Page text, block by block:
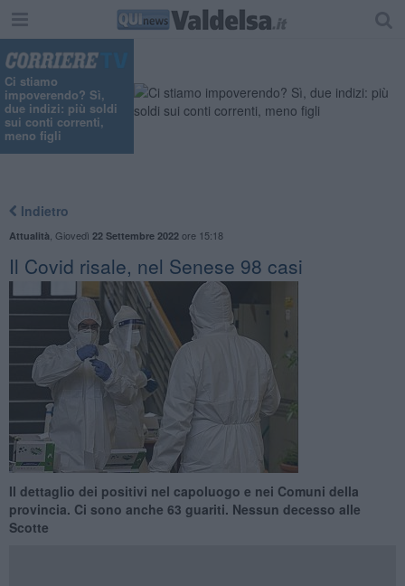
Ci stiamo
impoverendo? Sì,
due indizi: più soldi
sui conti correnti,
meno figli
Indietro
Attualità Giovedì 22 Settembre 2022ore 15:18
Il Covid risale, nel Senese 98 casi
Il dettaglio dei positivi nel capoluogo e nei Comuni della
provincia. Ci sono anche 63 guariti. Nessun decesso alle
Scotte